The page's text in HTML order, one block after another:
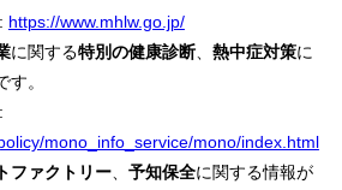
https://www.mhlw.go.jp/
に関する特別の健康診断、 熱中症対策に
。
mono_info_service/mono/index.html
ファクトリー、 予知保全に関する情報が